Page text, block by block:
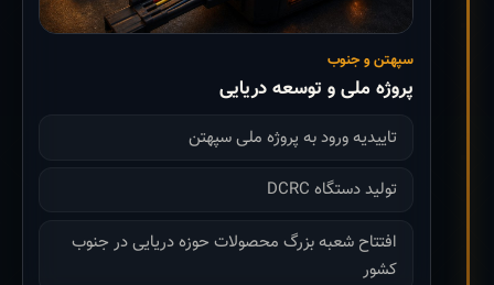
سپهتن و جنوب
پروژه ملی و توسعه دریایی
تاییدیه ورود به پروژه ملی سپهتن
تولید دستگاه DCRC
افتتاح شعبه بزرگ محصولات حوزه دریایی در جنوب
کشور